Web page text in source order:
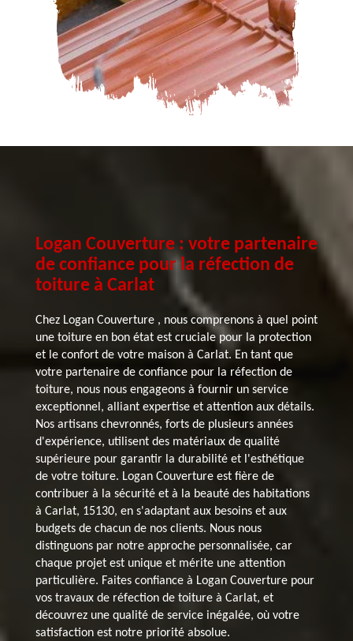
Logan Couverture : votre partenaire
de confiance pour la réfection de
toiture à Carlat
Chez Logan Couverture , nous comprenons à quel point
une toiture en bon état est cruciale pour la protection
et le confort de votre maison à Carlat. En tant que
votre partenaire de confiance pour la réfection de
toiture, nous nous engageons à fournir un service
exceptionnel, alliant expertise et attention aux détails.
Nos artisans chevronnés, forts de plusieurs années
d'expérience, utilisent des matériaux de qualité
supérieure pour garantir la durabilité et l'esthétique
de votre toiture. Logan Couverture est fière de
contribuer à la sécurité et à la beauté des habitations
à Carlat, 15130, en s'adaptant aux besoins et aux
budgets de chacun de nos clients. Nous nous
distinguons par notre approche personnalisée, car
chaque projet est unique et mérite une attention
particulière. Faites confiance à Logan Couverture pour
vos travaux de réfection de toiture à Carlat, et
découvrez une qualité de service inégalée, où votre
satisfaction est notre priorité absolue.